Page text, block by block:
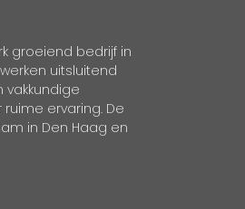
groeiend bedrijf in
uitsluitend
ervaring. De
in Den Haag en